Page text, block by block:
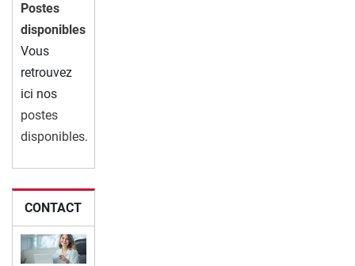
Postes
disponibles
Vous
retrouvez
ici nos
postes
disponibles.
CONTACT